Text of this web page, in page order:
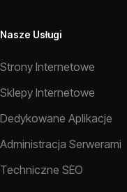
Nasze Usługi
Strony Internetowe
Sklepy Internetowe
Dedykowane Aplikacje
Administracja Serwerami
Techniczne SEO